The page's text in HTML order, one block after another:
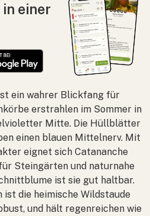
einer
ein wahrer Blickfang für
erstrahlen im Sommer in
Mitte. Die Hüllblätter
einen blauen Mittelnerv. Mit
eignet sich Catananche
Steingärten und naturnahe
ist sie gut haltbar.
ist die heimische Wildstaude
und hält regenreichen wie